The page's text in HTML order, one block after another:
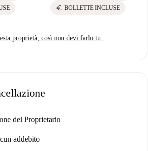
euro BOLLETTE INCLUSE
proprietà, così non devi farlo tu.
del Proprietario
addebito